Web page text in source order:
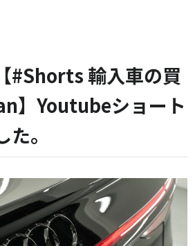
#Shorts 輸入車の買
】Youtubeショート
。